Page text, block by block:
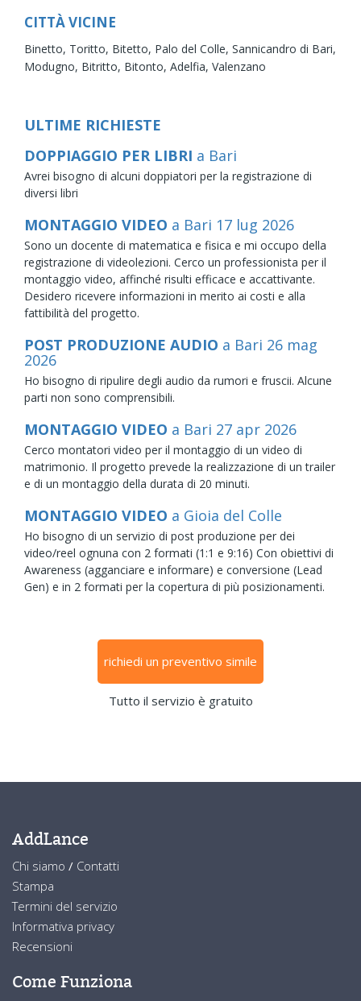
CITTÀ VICINE
Binetto, Toritto, Bitetto, Palo del Colle, Sannicandro di Bari,
Modugno, Bitritto, Bitonto, Adelfia, Valenzano
ULTIME RICHIESTE
DOPPIAGGIO PER LIBRI a Bari
Avrei bisogno di alcuni doppiatori per la registrazione di
diversi libri
MONTAGGIO VIDEO a Bari 17 lug 2026
Sono un docente di matematica e fisica e mi occupo della
registrazione di videolezioni. Cerco un professionista per il
montaggio video, affinché risulti efficace e accattivante.
Desidero ricevere informazioni in merito ai costi e alla
fattibilità del progetto.
POST PRODUZIONE AUDIO a Bari 26 mag
2026
Ho bisogno di ripulire degli audio da rumori e fruscii. Alcune
parti non sono comprensibili.
MONTAGGIO VIDEO a Bari 27 apr 2026
Cerco montatori video per il montaggio di un video di
matrimonio. Il progetto prevede la realizzazione di un trailer
e di un montaggio della durata di 20 minuti.
MONTAGGIO VIDEO a Gioia del Colle
Ho bisogno di un servizio di post produzione per dei
video/reel ognuna con 2 formati (1:1 e 9:16) Con obiettivi di
Awareness (agganciare e informare) e conversione (Lead
Gen) e in 2 formati per la copertura di più posizionamenti.
richiedi un preventivo simile
Tutto il servizio è gratuito
AddLance
Chi siamo / Contatti
Stampa
Termini del servizio
Informativa privacy
Recensioni
Come Funziona